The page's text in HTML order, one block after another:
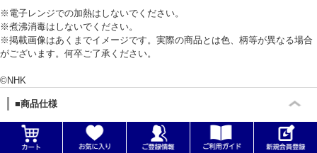
※電子レンジでの加熱はしないでください。
※煮沸消毒はしないでください。
※掲載画像はあくまでイメージです。実際の商品とは色、柄等が異なる場合
がございます。何卒ご了承ください。
©NHK
■商品仕様